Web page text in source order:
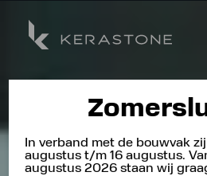
In verband met de bouwvak
augustus t/m 16 augustus.
augustus 2026 staan wij